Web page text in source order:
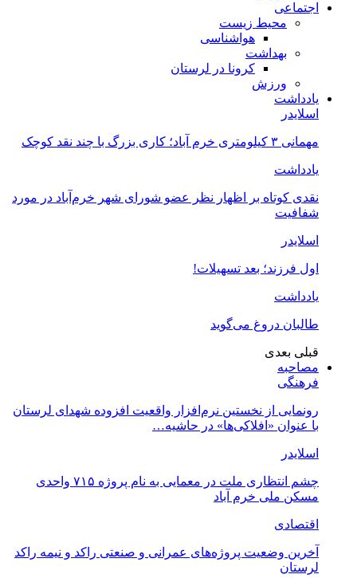
اجتماعی
محیط زیست
هواشناسی
بهداشت
کرونا در لرستان
ورزش
یادداشت
اسلایدر
مهمانی ۳ کیلومتری خرم آباد؛ کاری بزرگ با چند نقد کوچک
یادداشت
نقدی کوتاه بر اظهار نظر عضو شورای شهر خرم‌آباد در مورد
شفافیت
اسلایدر
اول فرزند؛ بعد تسهیلات!
یادداشت
طالبان دروغ می‌گوید
قبلی بعدی
مصاحبه
فرهنگی
رونمایی از نخستین نرم‌افزار واقعیت افزوده شهدای لرستان
با عنوان «افلاکی‌ها» در حاشیه…
اسلایدر
چشم انتظاری ملت در معمایی به نام پروژه ۷۱۵ واحدی
مسکن ملی خرم آباد
اقتصادی
آخرین وضعیت پروژه‌های عمرانی و صنعتی راکد و نیمه راکد
لرستان